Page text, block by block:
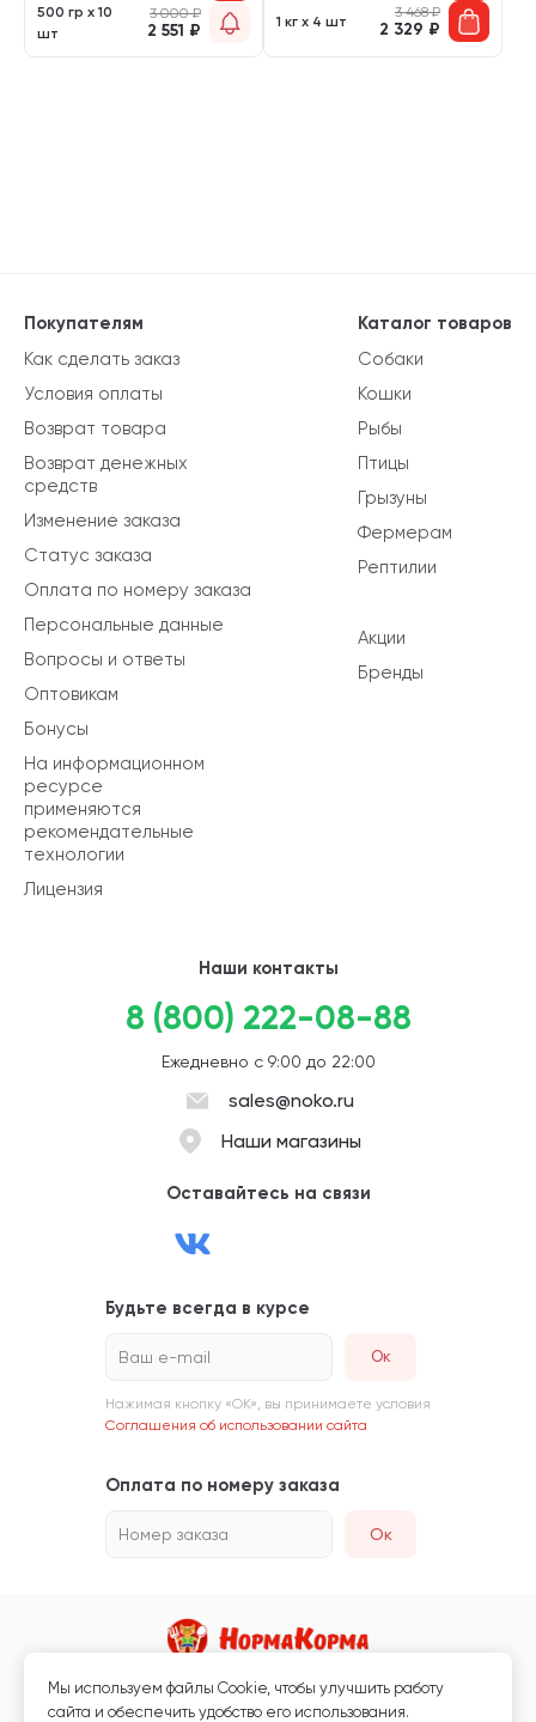
500 гр х 10
шт
3 000₽
2 551 ₽ 1 кг х 4 шт
3 468₽
2 329 ₽
Каталог товаров
Собаки
Кошки
Рыбы
Птицы
Грызуны
Фермерам
Рептилии
Акции
Бренды
Покупателям
Как сделать заказ
Условия оплаты
Возврат товара
Возврат денежных
средств
Изменение заказа
Статус заказа
Оплата по номеру заказа
Персональные данные
Вопросы и ответы
Оптовикам
Бонусы
На информационном
ресурсе
применяются
рекомендательные
технологии
Лицензия
Наши контакты
8 (800) 222-08-88
Ежедневно с 9:00 до 22:00
sales@noko.ru
Наши магазины
Оставайтесь на связи
Будьте всегда в курсе
Ваш e-mail
Нажимая кнопку «ОК», вы принимаете условия
Соглашения об использовании сайта
Оплата по номеру заказа
Номер заказа Ок
Магазин кормов для животных и ветаптека
Мы используем файлы Сookie, чтобы улучшить работу
сайта и обеспечить удобство его использования.